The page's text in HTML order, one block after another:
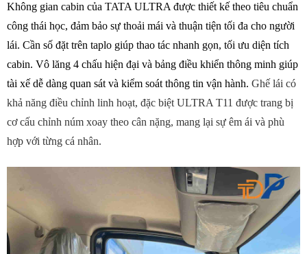
Không gian cabin của TATA ULTRA được thiết kế theo tiêu chuẩn
công thái học, đảm bảo sự thoải mái và thuận tiện tối đa cho người
lái. Cần số đặt trên taplo giúp thao tác nhanh gọn, tối ưu diện tích
cabin. Vô lăng 4 chấu hiện đại và bảng điều khiển thông minh giúp
tài xế dễ dàng quan sát và kiểm soát thông tin vận hành. Ghế lái có
khả năng điều chỉnh linh hoạt, đặc biệt ULTRA T11 được trang bị
cơ cấu chỉnh núm xoay theo cân nặng, mang lại sự êm ái và phù
hợp với từng cá nhân.